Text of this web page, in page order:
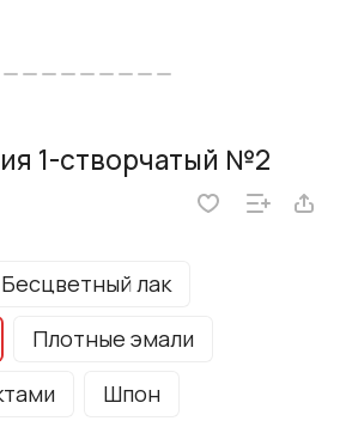
1-створчатый №2
Бесцветный лак
Плотные эмали
Шпон